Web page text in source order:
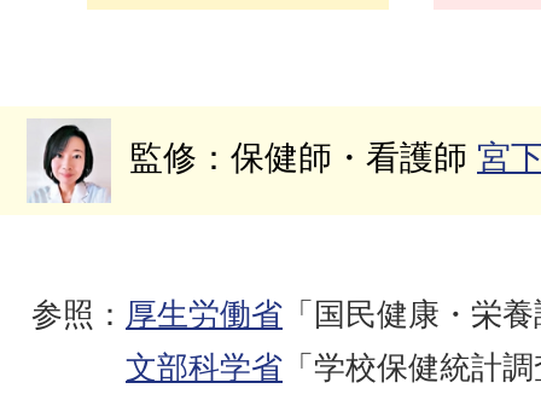
監修：保健師・看護師 宮
参照： 厚生労働省 「国民健康・栄
文部科学省 「学校保健統計